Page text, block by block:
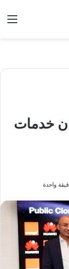
خدمات
واحدة